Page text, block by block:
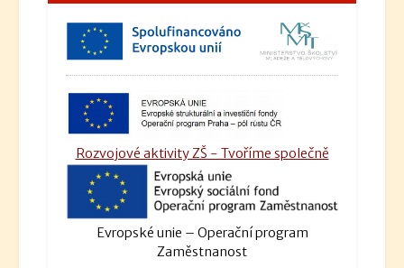
Rozvojové aktivity ZŠ - Tvoříme společně
Evropské unie – Operační program
Zaměstnanost